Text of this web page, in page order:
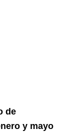
de
y mayo